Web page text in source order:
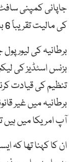
جاپانی کمپنی
کی مالیت تقریباً 6 بلین ڈالر ہے۔
برطانیہ کی لیورپول
بزنس اسٹڈیز کی
تنظیم کی قیادت
برطانیہ میں غیر
آپ امریکا میں
ان کا کہنا تھا